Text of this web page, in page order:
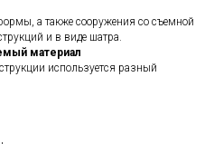
а также сооружения со съемной
и в виде шатра.
материал
используется разный